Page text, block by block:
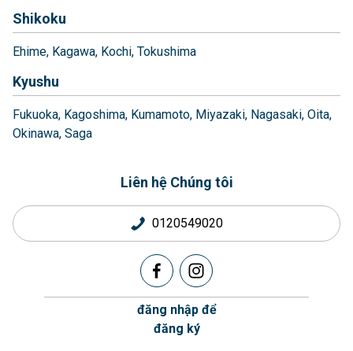
Shikoku
Ehime Kagawa Kochi Tokushima
Kyushu
Fukuoka Kagoshima Kumamoto Miyazaki Nagasaki Oita
Okinawa Saga
Liên hệ Chúng tôi
0120549020
đăng nhập để
đăng ký